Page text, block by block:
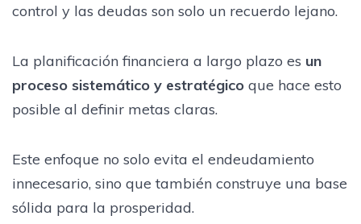
control y las deudas son solo un recuerdo lejano.
La planificación financiera a largo plazo es un
proceso sistemático y estratégico que hace esto
posible al definir metas claras.
Este enfoque no solo evita el endeudamiento
innecesario, sino que también construye una base
sólida para la prosperidad.